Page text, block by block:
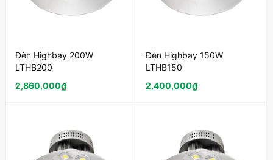
Đèn Highbay 200W
LTHB200
2,860,000₫
Đèn Highbay 150W
LTHB150
2,400,000₫